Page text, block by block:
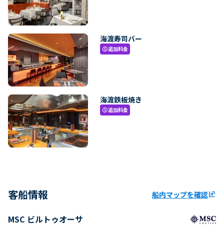
海渡寿司バー
paid追加料金
海渡鉄板焼き
paid追加料金
客船情報 船内マップを確認ungroup
MSC ビルトゥオーサ